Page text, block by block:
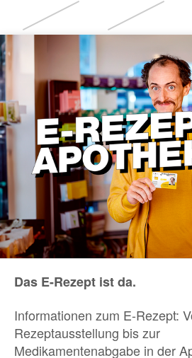
Das E-Rezept ist da.
Informationen zum E-Rezept:
Rezeptausstellung bis zur
Medikamentenabgabe in der